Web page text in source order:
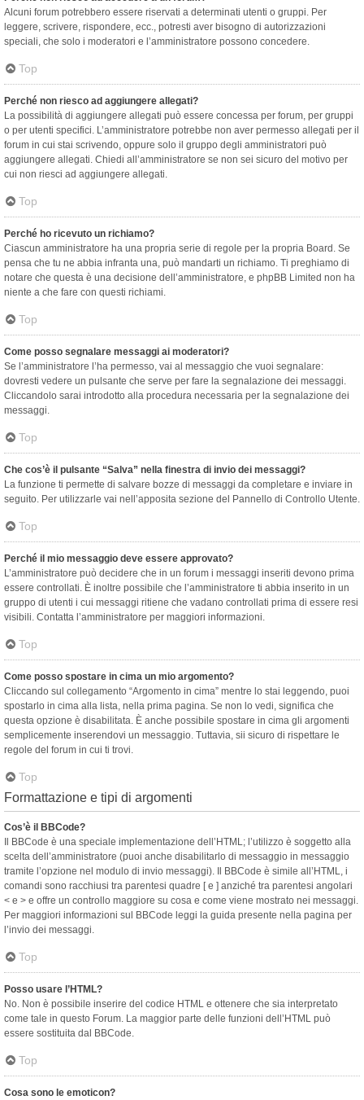
Alcuni forum potrebbero essere riservati a determinati utenti o gruppi. Per
leggere, scrivere, rispondere, ecc., potresti aver bisogno di autorizzazioni
speciali, che solo i moderatori e l’amministratore possono concedere.
Top
Perché non riesco ad aggiungere allegati?
La possibilità di aggiungere allegati può essere concessa per forum, per gruppi
o per utenti specifici. L’amministratore potrebbe non aver permesso allegati per il
forum in cui stai scrivendo, oppure solo il gruppo degli amministratori può
aggiungere allegati. Chiedi all’amministratore se non sei sicuro del motivo per
cui non riesci ad aggiungere allegati.
Top
Perché ho ricevuto un richiamo?
Ciascun amministratore ha una propria serie di regole per la propria Board. Se
pensa che tu ne abbia infranta una, può mandarti un richiamo. Ti preghiamo di
notare che questa è una decisione dell’amministratore, e phpBB Limited non ha
niente a che fare con questi richiami.
Top
Come posso segnalare messaggi ai moderatori?
Se l’amministratore l’ha permesso, vai al messaggio che vuoi segnalare:
dovresti vedere un pulsante che serve per fare la segnalazione dei messaggi.
Cliccandolo sarai introdotto alla procedura necessaria per la segnalazione dei
messaggi.
Top
Che cos’è il pulsante “Salva” nella finestra di invio dei messaggi?
La funzione ti permette di salvare bozze di messaggi da completare e inviare in
seguito. Per utilizzarle vai nell’apposita sezione del Pannello di Controllo Utente.
Top
Perché il mio messaggio deve essere approvato?
L’amministratore può decidere che in un forum i messaggi inseriti devono prima
essere controllati. È inoltre possibile che l’amministratore ti abbia inserito in un
gruppo di utenti i cui messaggi ritiene che vadano controllati prima di essere resi
visibili. Contatta l’amministratore per maggiori informazioni.
Top
Come posso spostare in cima un mio argomento?
Cliccando sul collegamento “Argomento in cima” mentre lo stai leggendo, puoi
spostarlo in cima alla lista, nella prima pagina. Se non lo vedi, significa che
questa opzione è disabilitata. È anche possibile spostare in cima gli argomenti
semplicemente inserendovi un messaggio. Tuttavia, sii sicuro di rispettare le
regole del forum in cui ti trovi.
Top
Formattazione e tipi di argomenti
Cos’è il BBCode?
Il BBCode è una speciale implementazione dell’HTML; l’utilizzo è soggetto alla
scelta dell’amministratore (puoi anche disabilitarlo di messaggio in messaggio
tramite l’opzione nel modulo di invio messaggi). Il BBCode è simile all’HTML, i
comandi sono racchiusi tra parentesi quadre [ e ] anziché tra parentesi angolari
< e > e offre un controllo maggiore su cosa e come viene mostrato nei messaggi.
Per maggiori informazioni sul BBCode leggi la guida presente nella pagina per
l’invio dei messaggi.
Top
Posso usare l’HTML?
No. Non è possibile inserire del codice HTML e ottenere che sia interpretato
come tale in questo Forum. La maggior parte delle funzioni dell’HTML può
essere sostituita dal BBCode.
Top
Cosa sono le emoticon?